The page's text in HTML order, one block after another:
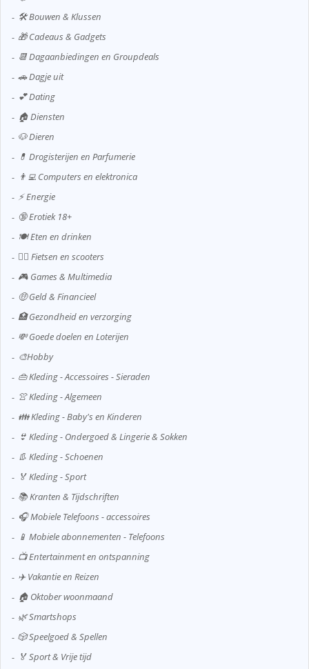
🛠️ Bouwen & Klussen
🎁 Cadeaus & Gadgets
📆 Dagaanbiedingen en Groupdeals
🚗 Dagje uit
💕 Dating
🏠 Diensten
🐶 Dieren
💊 Drogisterijen en Parfumerie
👨‍💻 Computers en elektronica
⚡ Energie
🔞 Erotiek 18+
🍽️ Eten en drinken
🚴‍♂️ Fietsen en scooters
🎮 Games & Multimedia
🤑 Geld & Financieel
🏥 Gezondheid en verzorging
💸 Goede doelen en Loterijen
🎨Hobby
👜 Kleding - Accessoires - Sieraden
👚 Kleding - Algemeen
👪 Kleding - Baby's en Kinderen
👙 Kleding - Ondergoed & Lingerie & Sokken
👢 Kleding - Schoenen
🏅 Kleding - Sport
📚 Kranten & Tijdschriften
🎧 Mobiele Telefoons - accessoires
📱 Mobiele abonnementen - Telefoons
📺 Entertainment en ontspanning
✈️ Vakantie en Reizen
🏠 Oktober woonmaand
🌿 Smartshops
🎲 Speelgoed & Spellen
🏅 Sport & Vrije tijd